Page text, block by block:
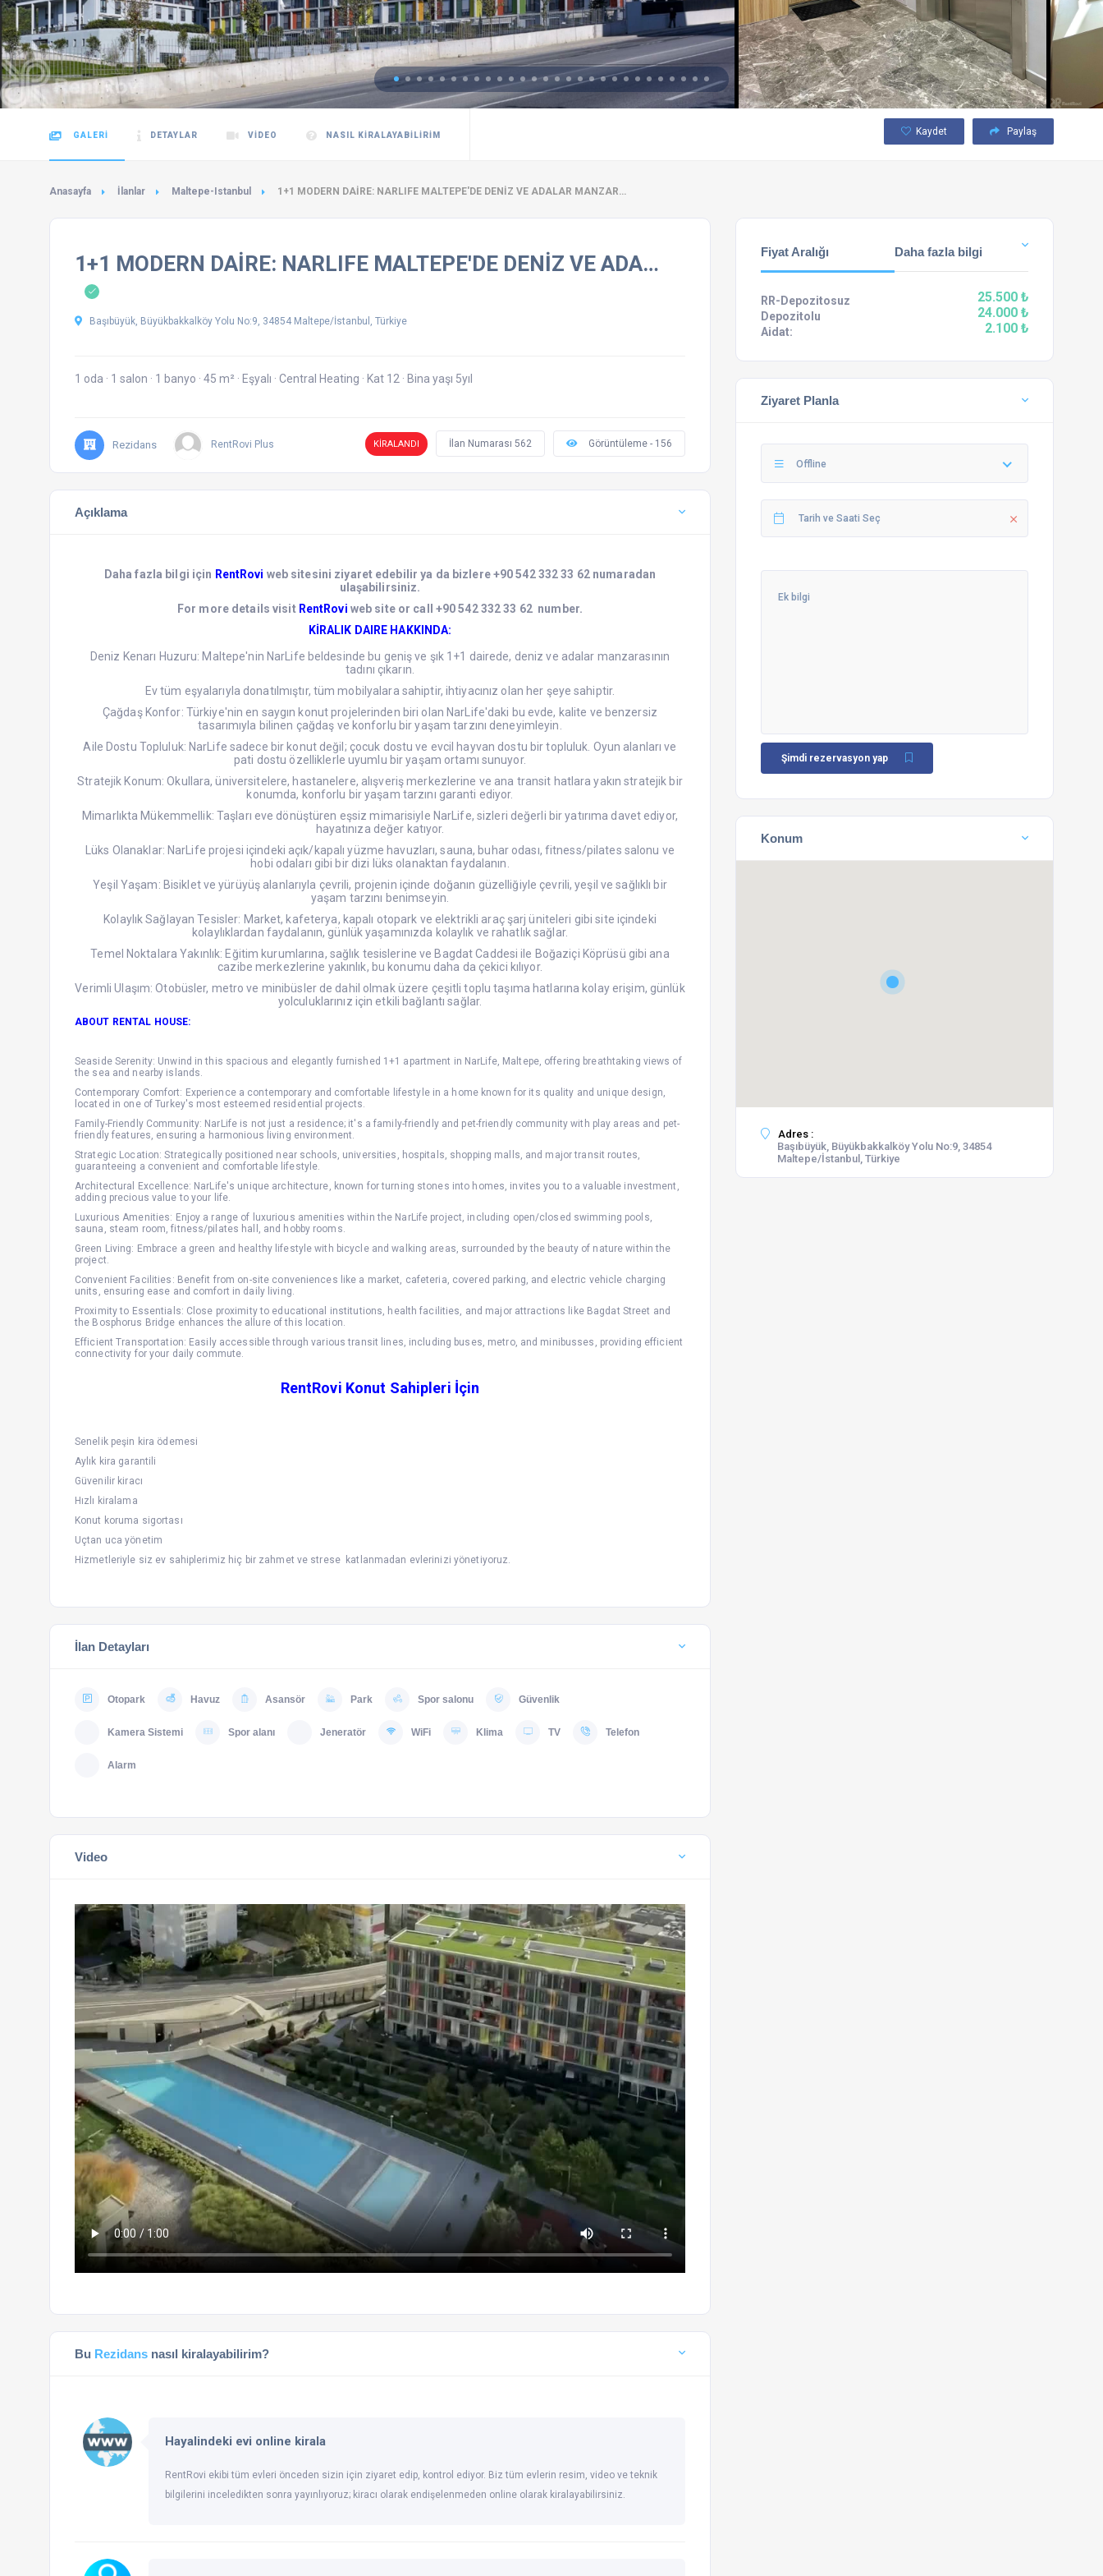
GALERI DETAYLAR VIDEO NASIL KIRALAYABILIRIM Kaydet Paylaş
Anasayfa İlanlar Maltepe-Istanbul 1+1 MODERN DAİRE: NARLIFE MALTEPE'DE DENİZ VE ADALAR MANZAR…
1+1 MODERN DAİRE: NARLIFE MALTEPE'DE DENİZ VE ADA…
Başıbüyük, Büyükbakkalköy Yolu No:9, 34854 Maltepe/İstanbul, Türkiye
1 oda · 1 salon · 1 banyo · 45 m² · Eşyalı · Central Heating · Kat 12 · Bina yaşı 5yıl
Rezidans RentRovi Plus KİRALANDI İlan Numarası 562 Görüntüleme - 156
Açıklama
Daha fazla bilgi için RentRovi web sitesini ziyaret edebilir ya da bizlere +90 542 332 33 62 numaradan
ulaşabilirsiniz.
For more details visit RentRovi web site or call +90 542 332 33 62 number.
KİRALIK DAIRE HAKKINDA:
Deniz Kenarı Huzuru: Maltepe'nin NarLife beldesinde bu geniş ve şık 1+1 dairede, deniz ve adalar manzarasının
tadını çıkarın.
Ev tüm eşyalarıyla donatılmıştır, tüm mobilyalara sahiptir, ihtiyacınız olan her şeye sahiptir.
Çağdaş Konfor: Türkiye'nin en saygın konut projelerinden biri olan NarLife'daki bu evde, kalite ve benzersiz
tasarımıyla bilinen çağdaş ve konforlu bir yaşam tarzını deneyimleyin.
Aile Dostu Topluluk: NarLife sadece bir konut değil; çocuk dostu ve evcil hayvan dostu bir topluluk. Oyun alanları ve
pati dostu özelliklerle uyumlu bir yaşam ortamı sunuyor.
Stratejik Konum: Okullara, üniversitelere, hastanelere, alışveriş merkezlerine ve ana transit hatlara yakın stratejik bir
konumda, konforlu bir yaşam tarzını garanti ediyor.
Mimarlıkta Mükemmellik: Taşları eve dönüştüren eşsiz mimarisiyle NarLife, sizleri değerli bir yatırıma davet ediyor,
hayatınıza değer katıyor.
Lüks Olanaklar: NarLife projesi içindeki açık/kapalı yüzme havuzları, sauna, buhar odası, fitness/pilates salonu ve
hobi odaları gibi bir dizi lüks olanaktan faydalanın.
Yeşil Yaşam: Bisiklet ve yürüyüş alanlarıyla çevrili, projenin içinde doğanın güzelliğiyle çevrili, yeşil ve sağlıklı bir
yaşam tarzını benimseyin.
Kolaylık Sağlayan Tesisler: Market, kafeterya, kapalı otopark ve elektrikli araç şarj üniteleri gibi site içindeki
kolaylıklardan faydalanın, günlük yaşamınızda kolaylık ve rahatlık sağlar.
Temel Noktalara Yakınlık: Eğitim kurumlarına, sağlık tesislerine ve Bagdat Caddesi ile Boğaziçi Köprüsü gibi ana
cazibe merkezlerine yakınlık, bu konumu daha da çekici kılıyor.
Verimli Ulaşım: Otobüsler, metro ve minibüsler de dahil olmak üzere çeşitli toplu taşıma hatlarına kolay erişim, günlük
yolculuklarınız için etkili bağlantı sağlar.
ABOUT RENTAL HOUSE:
Seaside Serenity: Unwind in this spacious and elegantly furnished 1+1 apartment in NarLife, Maltepe, offering breathtaking views of
the sea and nearby islands.
Contemporary Comfort: Experience a contemporary and comfortable lifestyle in a home known for its quality and unique design,
located in one of Turkey's most esteemed residential projects.
Family-Friendly Community: NarLife is not just a residence; it's a family-friendly and pet-friendly community with play areas and pet-
friendly features, ensuring a harmonious living environment.
Strategic Location: Strategically positioned near schools, universities, hospitals, shopping malls, and major transit routes,
guaranteeing a convenient and comfortable lifestyle.
Architectural Excellence: NarLife's unique architecture, known for turning stones into homes, invites you to a valuable investment,
adding precious value to your life.
Luxurious Amenities: Enjoy a range of luxurious amenities within the NarLife project, including open/closed swimming pools,
sauna, steam room, fitness/pilates hall, and hobby rooms.
Green Living: Embrace a green and healthy lifestyle with bicycle and walking areas, surrounded by the beauty of nature within the
project.
Convenient Facilities: Benefit from on-site conveniences like a market, cafeteria, covered parking, and electric vehicle charging
units, ensuring ease and comfort in daily living.
Proximity to Essentials: Close proximity to educational institutions, health facilities, and major attractions like Bagdat Street and
the Bosphorus Bridge enhances the allure of this location.
Efficient Transportation: Easily accessible through various transit lines, including buses, metro, and minibusses, providing efficient
connectivity for your daily commute.
RentRovi Konut Sahipleri İçin
Senelik peşin kira ödemesi
Aylık kira garantili
Güvenilir kiracı
Hızlı kiralama
Konut koruma sigortası
Uçtan uca yönetim
Hizmetleriyle siz ev sahiplerimiz hiç bir zahmet ve strese katlanmadan evlerinizi yönetiyoruz.
İlan Detayları
Otopark Havuz Asansör Park Spor salonu Güvenlik
Kamera Sistemi Spor alanı Jeneratör WiFi Klima TV Telefon
Alarm
Video
Bu Rezidans nasıl kiralayabilirim?
Hayalindeki evi online kirala
RentRovi ekibi tüm evleri önceden sizin için ziyaret edip, kontrol ediyor. Biz tüm evlerin resim, video ve teknik
bilgilerini inceledikten sonra yayınlıyoruz; kiracı olarak endişelenmeden online olarak kiralayabilirsiniz.
Fiyat Aralığı Daha fazla bilgi
RR-Depozitosuz 25.500 ₺
Depozitolu 24.000 ₺
Aidat: 2.100 ₺
Ziyaret Planla
Offline
Şimdi rezervasyon yap
Konum
Adres :
Başıbüyük, Büyükbakkalköy Yolu No:9, 34854
Maltepe/İstanbul, Türkiye